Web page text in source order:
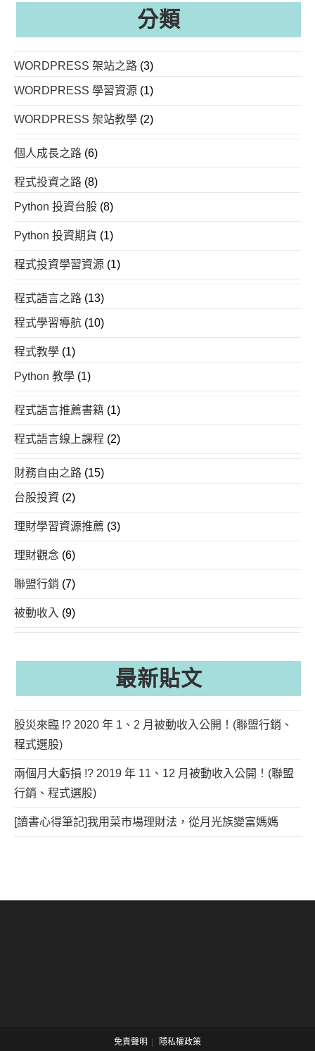
分類
WORDPRESS 架站之路 (3)
WORDPRESS 學習資源 (1)
WORDPRESS 架站教學 (2)
個人成長之路 (6)
程式投資之路 (8)
Python 投資台股 (8)
Python 投資期貨 (1)
程式投資學習資源 (1)
程式語言之路 (13)
程式學習導航 (10)
程式教學 (1)
Python 教學 (1)
程式語言推薦書籍 (1)
程式語言線上課程 (2)
財務自由之路 (15)
台股投資 (2)
理財學習資源推薦 (3)
理財觀念 (6)
聯盟行銷 (7)
被動收入 (9)
最新貼文
股災來臨 !? 2020 年 1、2 月被動收入公開！(聯盟行銷、
程式選股)
兩個月大虧損 !? 2019 年 11、12 月被動收入公開！(聯盟
行銷、程式選股)
[讀書心得筆記]我用菜市場理財法，從月光族變富媽媽
免責聲明 隱私權政策